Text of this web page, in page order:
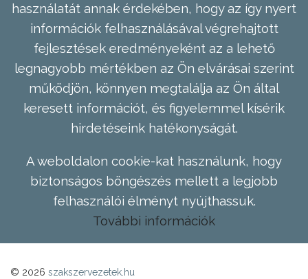
használatát annak érdekében, hogy az így nyert
információk felhasználásával végrehajtott
fejlesztések eredményeként az a lehető
legnagyobb mértékben az Ön elvárásai szerint
működjön, könnyen megtalálja az Ön által
keresett információt, és figyelemmel kísérik
hirdetéseink hatékonyságát.
A weboldalon cookie-kat használunk, hogy
biztonságos böngészés mellett a legjobb
felhasználói élményt nyújthassuk.
További információk
© 2026 szakszervezetek.hu